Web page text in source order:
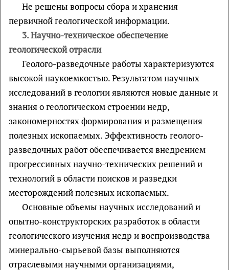
Не решены вопросы сбора и хранения
первичной геологической информации.
3. Научно-техническое обеспечение
геологической отрасли
Геолого-разведочные работы характеризуются
высокой наукоемкостью. Результатом научных
исследований в геологии являются новые данные и
знания о геологическом строении недр,
закономерностях формирования и размещения
полезных ископаемых. Эффективность геолого-
разведочных работ обеспечивается внедрением
прогрессивных научно-технических решений и
технологий в области поисков и разведки
месторождений полезных ископаемых.
Основные объемы научных исследований и
опытно-конструкторских разработок в области
геологического изучения недр и воспроизводства
минерально-сырьевой базы выполняются
отраслевыми научными организациями,